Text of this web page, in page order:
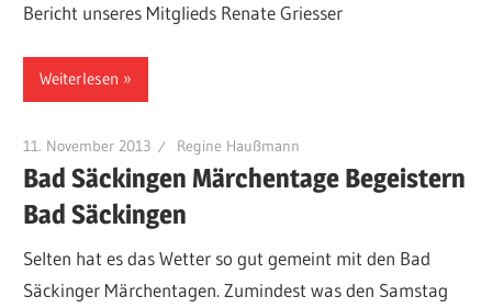
Bericht unseres Mitglieds Renate Griesser
Weiterlesen
11. November 2013 Regine Haußmann
Bad Säckingen Märchentage Begeistern
Bad Säckingen
Selten hat es das Wetter so gut gemeint mit den Bad
Säckinger Märchentagen. Zumindest was den Samstag